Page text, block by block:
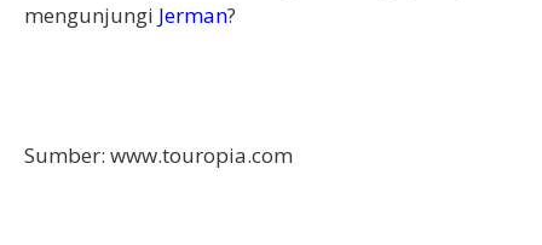
mengunjungi Jerman?
Sumber: www.touropia.com